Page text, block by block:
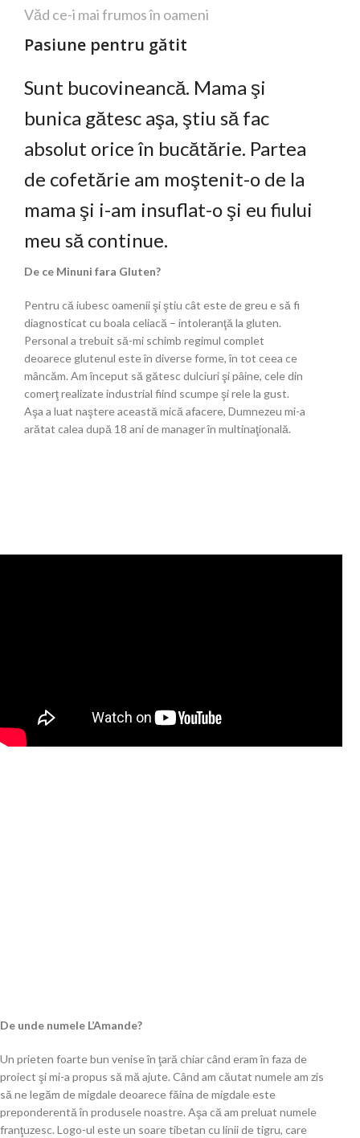
Văd ce-i mai frumos în oameni
Pasiune pentru gătit
Sunt bucovineancă. Mama şi
bunica gătesc aşa, ştiu să fac
absolut orice în bucătărie. Partea
de cofetărie am moştenit-o de la
mama şi i-am insuflat-o şi eu fiului
meu să continue.
De ce Minuni fara Gluten?
Pentru că iubesc oamenii şi ştiu cât este de greu e să fi
diagnosticat cu boala celiacă – intoleranţă la gluten.
Personal a trebuit să-mi schimb regimul complet
deoarece glutenul este în diverse forme, în tot ceea ce
mâncăm. Am început să gătesc dulciuri şi pâine, cele din
comerţ realizate industrial fiind scumpe şi rele la gust.
Aşa a luat naştere această mică afacere, Dumnezeu mi-a
arătat calea după 18 ani de manager în multinaţională.
De unde numele L’Amande?
Un prieten foarte bun venise în ţară chiar când eram în faza de
proiect şi mi-a propus să mă ajute. Când am căutat numele am zis
să ne legăm de migdale deoarece făina de migdale este
preponderentă în produsele noastre. Aşa că am preluat numele
franţuzesc. Logo-ul este un soare tibetan cu linii de tigru, care